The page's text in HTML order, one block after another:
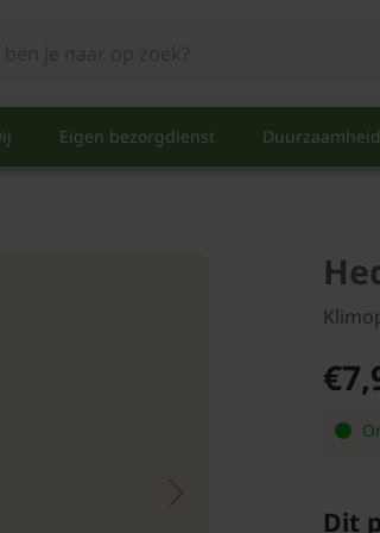
Eigen bezorgdienst Duurzaamheid
Dit